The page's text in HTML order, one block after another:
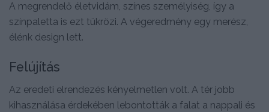
A megrendelő életvidám, színes személyiség, így a
színpaletta is ezt tükrözi. A végeredmény egy merész,
élénk design lett.
Felújítás
Az eredeti elrendezés kényelmetlen volt. A tér jobb
kihasználása érdekében lebontották a falat a nappali és